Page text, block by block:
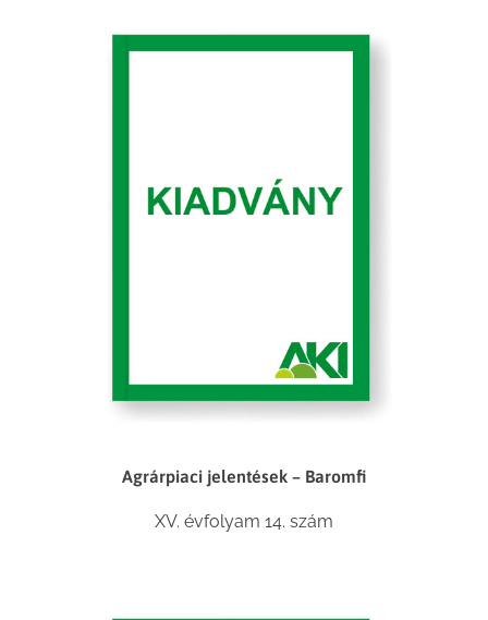
Agrárpiaci jelentések – Baromfi
XV. évfolyam 14. szám